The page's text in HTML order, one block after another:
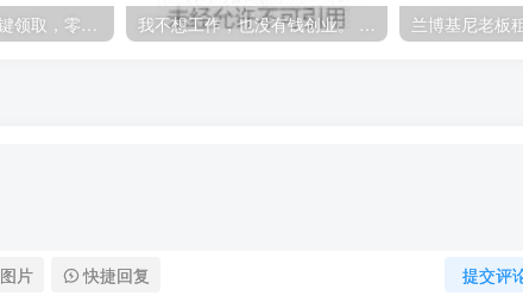
兰博基尼老板
提交评
图片 快捷回复